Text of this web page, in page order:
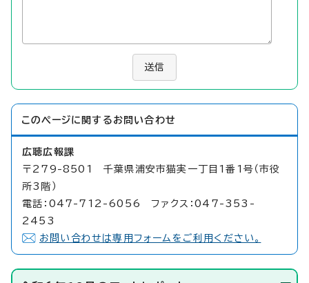
送信
このページに関する お問い合わせ
広聴広報課
〒279-8501 千葉県浦安市猫実一丁目1番1号（市役
所3階）
電話：047-712-6056 ファクス：047-353-
2453
お問い合わせは専用フォームをご利用ください。